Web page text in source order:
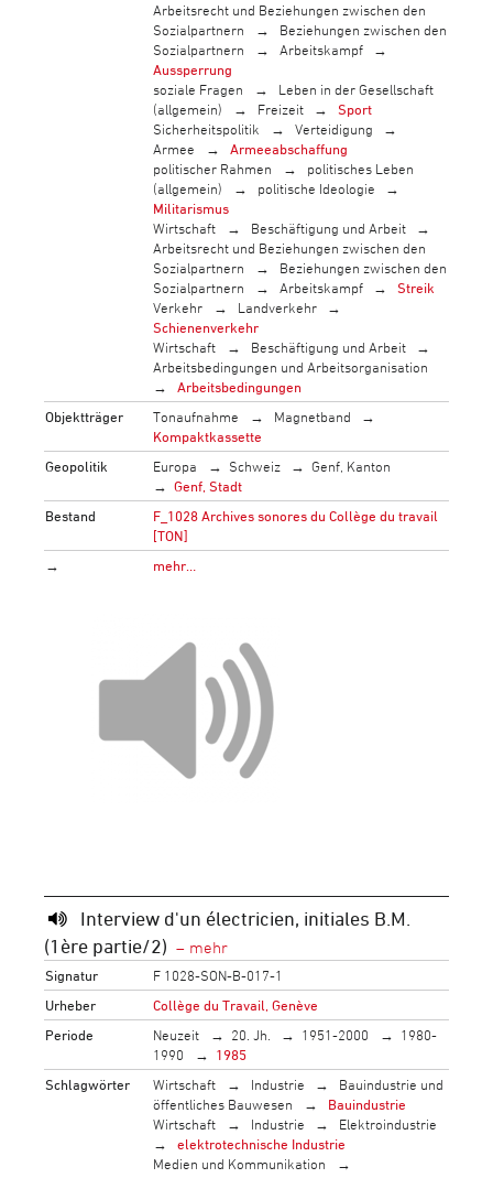
Arbeitsrecht und Beziehungen zwischen den
Sozialpartnern
Beziehungen zwischen den
Sozialpartnern
Arbeitskampf
Aussperrung
soziale Fragen
Leben in der Gesellschaft
(allgemein)
Freizeit
Sport
Sicherheitspolitik
Verteidigung
Armee
Armeeabschaffung
politischer Rahmen
politisches Leben
(allgemein)
politische Ideologie
Militarismus
Wirtschaft
Beschäftigung und Arbeit
Arbeitsrecht und Beziehungen zwischen den
Sozialpartnern
Beziehungen zwischen den
Sozialpartnern
Arbeitskampf
Streik
Verkehr
Landverkehr
Schienenverkehr
Wirtschaft
Beschäftigung und Arbeit
Arbeitsbedingungen und Arbeitsorganisation
Arbeitsbedingungen
Objektträger
Tonaufnahme
Magnetband
Kompaktkassette
Geopolitik
Europa Schweiz
Genf, Kanton
Genf, Stadt
Bestand
F_1028 Archives sonores du Collège du travail
[TON]
→
mehr…
Interview d'un électricien, initiales B.M.
(1ère partie/2)
Signatur
F 1028-SON-B-017-1
Urheber
Collège du Travail, Genève
Periode
Neuzeit 20. Jh. 1951-2000
1980-
1990
1985
Schlagwörter
Wirtschaft Industrie
Bauindustrie und
öffentliches Bauwesen
Bauindustrie
Wirtschaft
Industrie
Elektroindustrie
elektrotechnische Industrie
Medien und Kommunikation